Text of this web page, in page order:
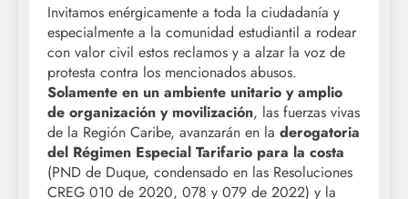
Invitamos enérgicamente a toda la ciudadanía y
especialmente a la comunidad estudiantil a rodear
con valor civil estos reclamos y a alzar la voz de
protesta contra los mencionados abusos.
Solamente en un ambiente unitario y amplio
de organización y movilización, las fuerzas vivas
de la Región Caribe, avanzarán en la derogatoria
del Régimen Especial Tarifario para la costa
(PND de Duque, condensado en las Resoluciones
CREG 010 de 2020, 078 y 079 de 2022) y la